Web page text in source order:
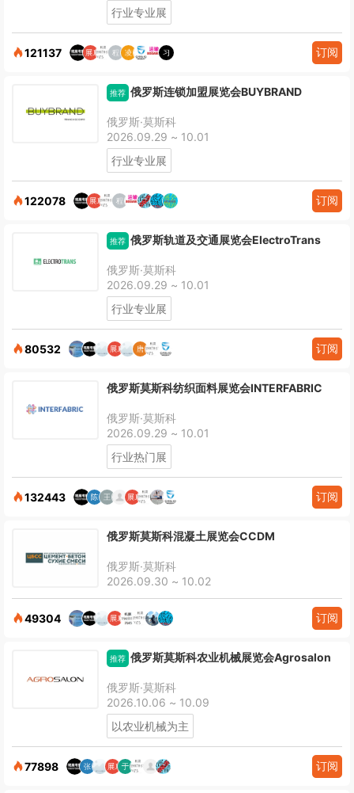
行业专业展
121137 订阅
推荐 俄罗斯连锁加盟展览会BUYBRAND
俄罗斯·莫斯科
2026.09.29 ~ 10.01
行业专业展
122078 订阅
推荐 俄罗斯轨道及交通展览会ElectroTrans
俄罗斯·莫斯科
2026.09.29 ~ 10.01
行业专业展
80532 订阅
俄罗斯莫斯科纺织面料展览会INTERFABRIC
俄罗斯·莫斯科
2026.09.29 ~ 10.01
行业热门展
132443 订阅
俄罗斯莫斯科混凝土展览会CCDM
俄罗斯·莫斯科
2026.09.30 ~ 10.02
49304 订阅
推荐 俄罗斯莫斯科农业机械展览会Agrosalon
俄罗斯·莫斯科
2026.10.06 ~ 10.09
以农业机械为主
77898 订阅